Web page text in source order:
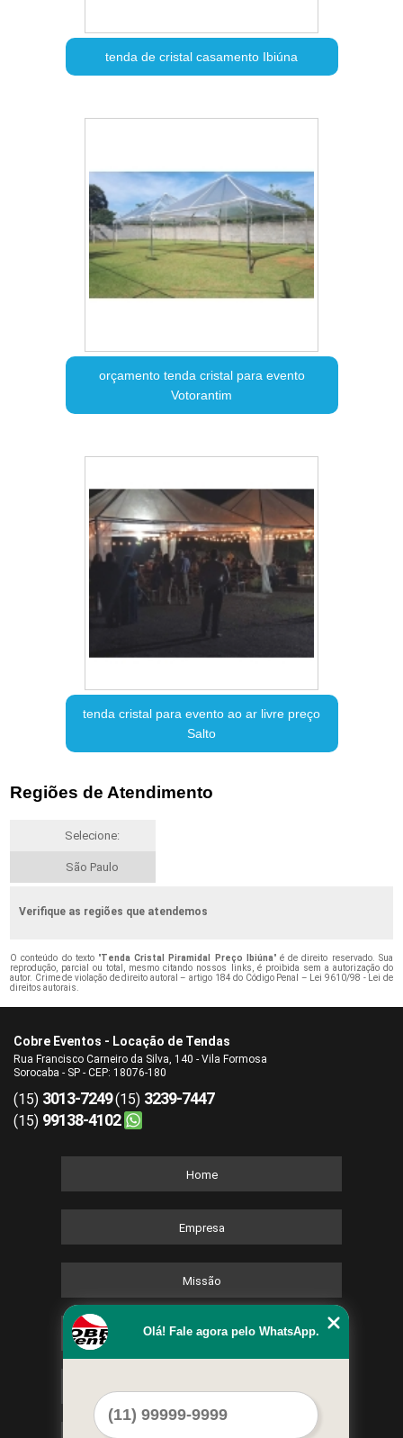
tenda de cristal casamento Ibiúna
orçamento tenda cristal para evento
Votorantim
tenda cristal para evento ao ar livre preço
Salto
Regiões de Atendimento
Selecione:
São Paulo
Verifique as regiões que atendemos
O conteúdo do texto "Tenda Cristal Piramidal Preço Ibiúna" é de direito reservado. Sua
reprodução, parcial ou total, mesmo citando nossos links, é proibida sem a autorização do
autor. Crime de violação de direito autoral – artigo 184 do Código Penal – Lei 9610/98 - Lei de
direitos autorais.
Cobre Eventos - Locação de Tendas
Rua Francisco Carneiro da Silva, 140 - Vila Formosa
Sorocaba - SP - CEP: 18076-180
(15) 3013-7249(15) 3239-7447
(15) 99138-4102
Home
Empresa
Missão
Serviços
Olá! Fale agora pelo WhatsApp.